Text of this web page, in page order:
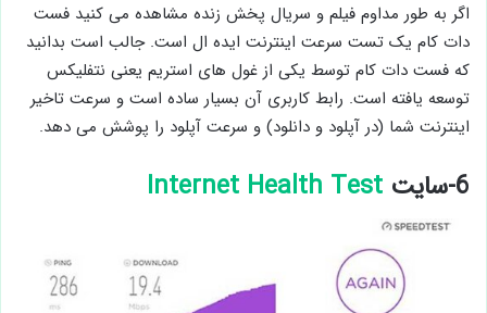
اگر به طور مداوم فیلم و سریال پخش زنده مشاهده می کنید فست
دات کام یک تست سرعت اینترنت ایده ال است. جالب است بدانید
که فست دات کام توسط یکی از غول های استریم یعنی نتفلیکس
توسعه یافته است. رابط کاربری آن بسیار ساده است و سرعت تاخیر
اینترنت شما (در آپلود و دانلود) و سرعت آپلود را پوشش می دهد.
6-سایت Internet Health Test